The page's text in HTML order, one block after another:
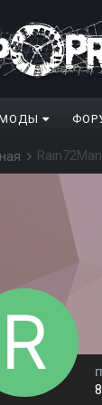
Rain72Man